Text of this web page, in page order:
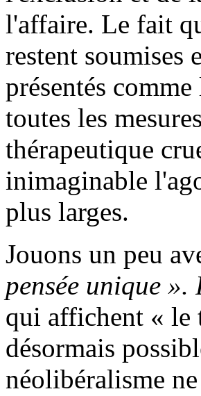
l'affaire. Le fait
restent soumises
présentés
toutes les
thérapeutique
inimaginable
plus larges.
Jouons un peu
pensée unique ».
qui affichent « le
désormais
néolibéralisme